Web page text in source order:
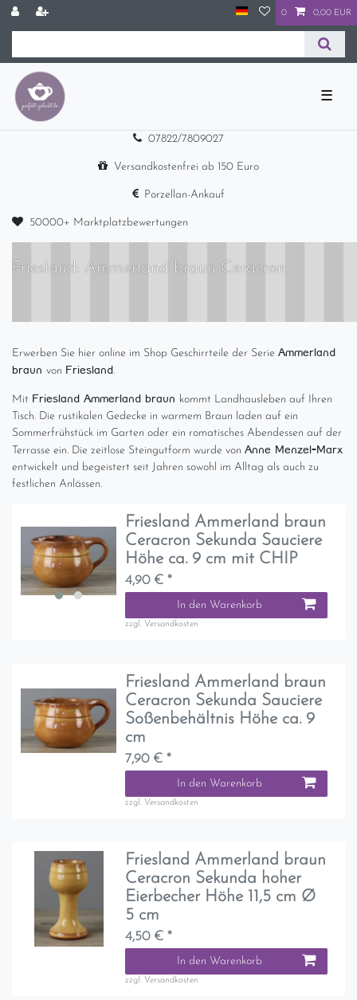
0 0,00 EUR
☰
07822/7809027
Versandkostenfrei ab 150 Euro
Porzellan-Ankauf
50000+ Marktplatzbewertungen
Friesland: Ammerland braun Ceracron
Erwerben Sie hier online im Shop Geschirrteile der Serie Ammerland
braun von Friesland.
Mit Friesland Ammerland braun kommt Landhausleben auf Ihren
Tisch. Die rustikalen Gedecke in warmem Braun laden auf ein
Sommerfrühstück im Garten oder ein romatisches Abendessen auf der
Terrasse ein. Die zeitlose Steingutform wurde von Anne Menzel-Marx
entwickelt und begeistert seit Jahren sowohl im Alltag als auch zu
festlichen Anlässen.
Friesland Ammerland braun
Ceracron Sekunda Sauciere
Höhe ca. 9 cm mit CHIP
4,90 € *
In den Warenkorb
zzgl. Versandkosten
Friesland Ammerland braun
Ceracron Sekunda Sauciere
Soßenbehältnis Höhe ca. 9
cm
7,90 € *
In den Warenkorb
zzgl. Versandkosten
Friesland Ammerland braun
Ceracron Sekunda hoher
Eierbecher Höhe 11,5 cm Ø
5 cm
4,50 € *
In den Warenkorb
zzgl. Versandkosten